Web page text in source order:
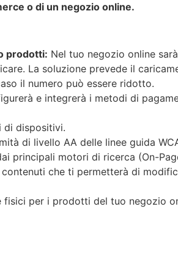
o di un negozio online.
prodotti: Nel tuo negozio online
La soluzione prevede il
il numero può essere ridotto.
e integrerà i metodi di
di dispositivi.
di livello AA delle linee guida
principali motori di ricerca (On-
che ti permetterà di
per i prodotti del tuo negozio